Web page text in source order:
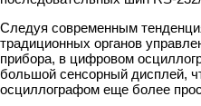
Следуя современным
традиционных органов
прибора, в цифровом
большой сенсорный дисплей,
осциллографом еще более